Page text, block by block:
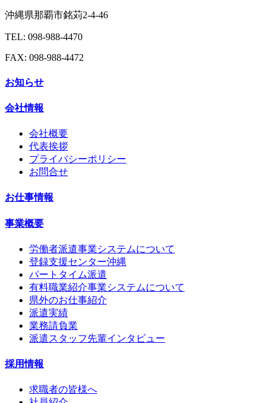
沖縄県那覇市銘苅2-4-46
TEL: 098-988-4470
FAX: 098-988-4472
お知らせ
会社情報
会社概要
代表挨拶
プライバシーポリシー
お問合せ
お仕事情報
事業概要
労働者派遣事業システムについて
登録支援センター沖縄
パートタイム派遣
有料職業紹介事業システムについて
県外のお仕事紹介
派遣実績
業務請負業
派遣スタッフ先輩インタビュー
採用情報
求職者の皆様へ